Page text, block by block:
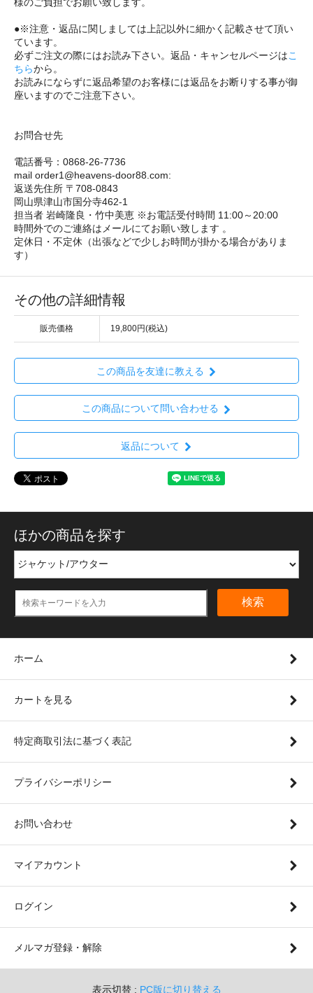
●※注意・返品に関しましては上記以外に細かく記載させて頂い
ています。
必ずご注文の際にはお読み下さい。返品・キャンセルページはこ
ちらから。
お読みにならずに返品希望のお客様には返品をお断りする事が御
座いますのでご注意下さい。
お問合せ先
電話番号：0868-26-7736
mail order1@heavens-door88.com:
返送先住所 〒708-0843
岡山県津山市国分寺462-1
担当者 岩崎隆良・竹中美恵 ※お電話受付時間 11:00～20:00
時間外でのご連絡はメールにてお願い致します 。
定休日・不定休（出張などで少しお時間が掛かる場合がありま
す）
その他の詳細情報
販売価格 19,800円(税込)
この商品を友達に教える
この商品について問い合わせる
返品について
ほかの商品を探す
検索
ホーム
カートを見る
特定商取引法に基づく表記
プライバシーポリシー
お問い合わせ
マイアカウント
ログイン
メルマガ登録・解除
表示切替 : PC版に切り替える